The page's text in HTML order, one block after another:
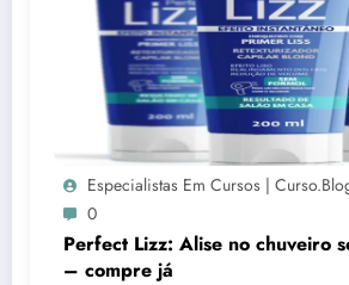
Especialistas Em Cursos |
0
Perfect Lizz: Alise no chuveiro
– compre já